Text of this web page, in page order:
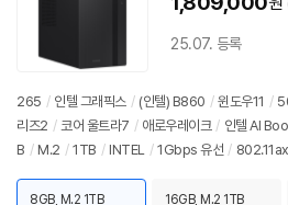
25.07. 등록
265 / 인텔 그래픽스 / (인텔) B860 / 윈도우11 /
리즈2 / 코어 울트라7 / 애로우레이크 / 인텔 AI
B / M.2 / 1TB / INTEL / 1Gbps 유선 /
들타워
6.66kg 용도: 사무/인강용 / 구성변경상품
8GB, M.2 1TB 16GB, M.2 1TB